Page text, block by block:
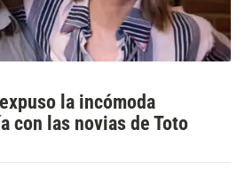
la incómoda
con las novias de Toto